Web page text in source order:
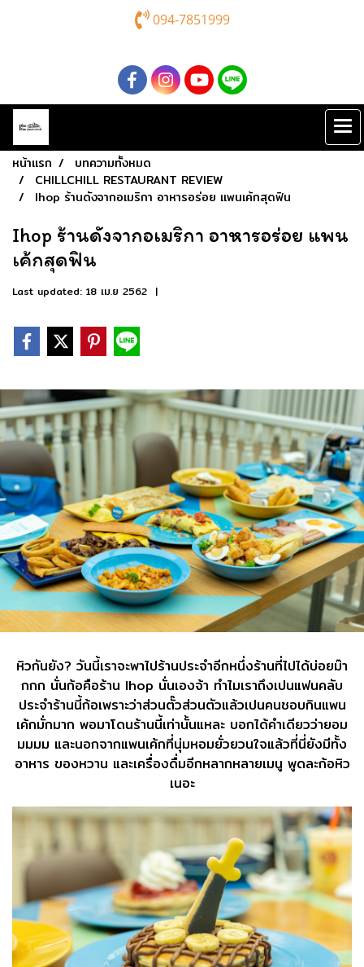
094-7851999
หน้าแรก
บทความทั้งหมด
CHILLCHILL RESTAURANT REVIEW
Ihop ร้านดังจากอเมริกา อาหารอร่อย แพนเค้กสุดฟิน
Ihop ร้านดังจากอเมริกา อาหารอร่อย แพน
เค้กสุดฟิน
Last updated: 18 เม.ย 2562 |
หิวกันยัง? วันนี้เราจะพาไปร้านประจำอีกหนึ่งร้านที่ไปได้บ่อยม๊า
กกก นั่นก้อคือร้าน Ihop นั่นเองจ้า ทำไมเราถึงเปนแฟนคลับ
ประจำร้านนี้ก้อเพราะว่าส่วนตั๊วส่วนตัวแล้วเปนคนชอบกินแพน
เค้กมั่กมาก พอมาโดนร้านนี้เท่านั้นแหละ บอกได้คำเดียวว่ายอม
มมมม และนอกจากแพนเค้กที่นุ่มหอมยั่วยวนใจแล้วที่นี่ยังมีทั้ง
อาหาร ของหวาน และเครื่องดื่มอีกหลากหลายเมนู พูดละก้อหิว
เนอะ